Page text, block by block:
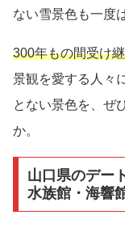
ない雪景色も一度
300年もの間受け
景観を愛する人々
とない景色を、ぜ
か。
山口県のデー
水族館・海響